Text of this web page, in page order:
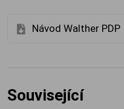
Návod Walther PDP
Související